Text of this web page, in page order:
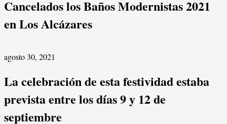
Cancelados los Baños Modernistas 2021
en Los Alcázares
agosto 30, 2021
La celebración de esta festividad estaba
prevista entre los días 9 y 12 de
septiembre